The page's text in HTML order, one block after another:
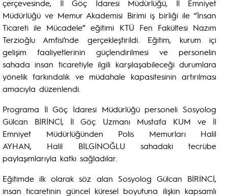
çerçevesinde, İl Göç İdaresi Müdürlüğü, İl Emniyet
Müdürlüğü ve Memur Akademisi Birimi iş birliği ile “İnsan
Ticareti ile Mücadele” eğitimi KTÜ Fen Fakültesi Nazım
Terzioğlu Amfisi’nde gerçekleştirildi. Eğitim, kurum içi
gelişim faaliyetlerinin güçlendirilmesi ve personelin
sahada insan ticaretiyle ilgili karşılaşabileceği durumlara
yönelik farkındalık ve müdahale kapasitesinin artırılması
amacıyla düzenlendi.
Programa İl Göç İdaresi Müdürlüğü personeli Sosyolog
Gülcan BİRİNCİ, İl Göç Uzmanı Mustafa KUM ve İl
Emniyet Müdürlüğünden Polis Memurları Halil
AYHAN, Halil BİLGİNOĞLU sahadaki tecrübe
paylaşımlarıyla katkı sağladılar.
Eğitimde ilk olarak söz alan Sosyolog Gülcan BİRİNCİ,
insan ticaretinin güncel küresel boyutuna ilişkin kapsamlı